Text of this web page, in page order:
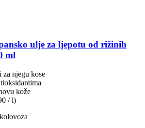
ulje za ljepotu od rižinih
ml
za njegu kose
kože
/ l)